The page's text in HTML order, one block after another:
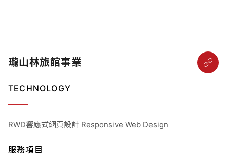
瓏山林旅館事業
TECHNOLOGY
RWD響應式網頁設計 Responsive Web Design
服務項目